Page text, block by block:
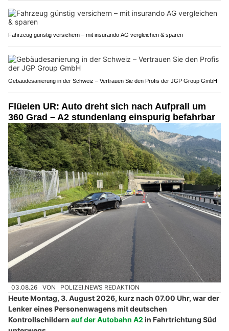
Fahrzeug günstig versichern – mit insurando AG vergleichen & sparen
Gebäudesanierung in der Schweiz – Vertrauen Sie den Profis der JGP Group GmbH
Flüelen UR: Auto dreht sich nach Aufprall um
360 Grad – A2 stundenlang einspurig befahrbar
03.08.26 VON POLIZEI.NEWS REDAKTION
Heute Montag, 3. August 2026, kurz nach 07.00 Uhr, war der
Lenker eines Personenwagens mit deutschen
Kontrollschildern auf der Autobahn A2 in Fahrtrichtung Süd